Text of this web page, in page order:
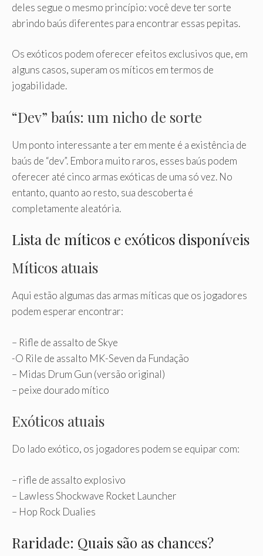
deles segue o mesmo princípio: você deve ter sorte
abrindo baús diferentes para encontrar essas pepitas.
Os exóticos podem oferecer efeitos exclusivos que, em
alguns casos, superam os míticos em termos de
jogabilidade.
“Dev” baús: um nicho de sorte
Um ponto interessante a ter em mente é a existência de
baús de “dev”. Embora muito raros, esses baús podem
oferecer até cinco armas exóticas de uma só vez. No
entanto, quanto ao resto, sua descoberta é
completamente aleatória.
Lista de míticos e exóticos disponíveis
Míticos atuais
Aqui estão algumas das armas míticas que os jogadores
podem esperar encontrar:
– Rifle de assalto de Skye
-O Rile de assalto MK-Seven da Fundação
– Midas Drum Gun (versão original)
– peixe dourado mítico
Exóticos atuais
Do lado exótico, os jogadores podem se equipar com:
– rifle de assalto explosivo
– Lawless Shockwave Rocket Launcher
– Hop Rock Dualies
Raridade: Quais são as chances?